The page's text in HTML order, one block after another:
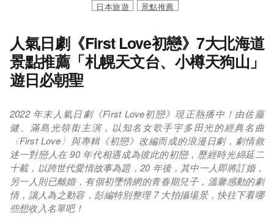
日本旅遊
景點推薦
人氣日劇《First Love初戀》7大北海道
景點推薦「札幌天文台、小樽天狗山」
遊日必朝聖
2022 年末人氣日劇《First Love初戀》現正熱播中！由佐藤
健、滿島光領銜主演，以知名女歌手宇多田光的經典名曲
〈First Love〉與專輯《初戀》改編而成的浪漫日劇，劇情敘
述一對戀人在 90 年代相遇成為彼此的初戀，歷經時光綿延二
十載，以跨世代愛情故事為題，20 年後，其中一人即將訂婚，
另一人則已離婚，有個初墜情網的青春期兒子，溫馨感動的劇
情，讓人為之動容，彭編特別整理 7 大拍攝場景，快往下看哪
些想收入名單吧！